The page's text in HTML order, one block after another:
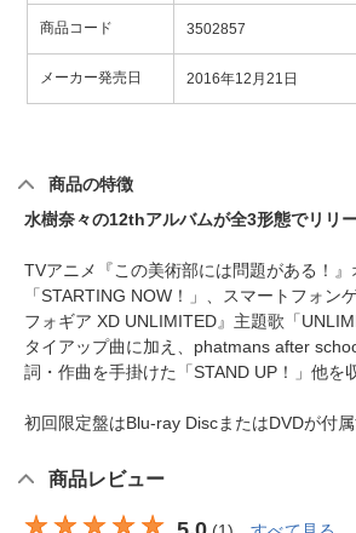
商品コード 3502857
メーカー発売日 2016年12月21日
商品の特徴
水樹奈々の12thアルバムが全3形態でリリ
TVアニメ『この美術部には問題がある！
「STARTING NOW！」、スマートフォン
フォギア XD UNLIMITED』主題歌「
タイアップ曲に加え、phatmans after
詞・作曲を手掛けた「STAND UP！」他を
初回限定盤はBlu-ray DiscまたはDVDが付属
商品レビュー